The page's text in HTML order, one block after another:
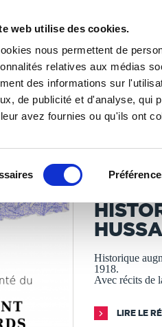
web utilise des cookies.
nous permettent de
relatives aux médias
des informations sur
de publicité et d'analyse, qui
avez fournies ou qu'ils ont
SELLER
PUBLIER
& société / Histoire de France /
LES LIVRES SONT
Ministère
Historique
1918.
Avec récits de
LIRE LE